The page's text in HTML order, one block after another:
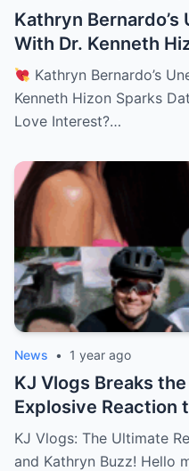
Kathryn
With Dr. Kenneth
—Fans Ask, “New
Moving On?!
Kathryn Bernardo’s
Kenneth Hizon Sparks
Love Interest?…
News • 1 year ago
KJ Vlogs Breaks
Explosive Reaction
Kilig-Filled Hand-
Can’t Miss!
KJ Vlogs: The Ultimate
and Kathryn Buzz! Hello